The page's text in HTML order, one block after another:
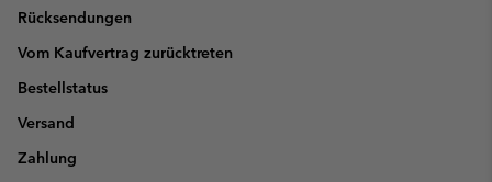
Rücksendungen
Vom Kaufvertrag zurücktreten
Bestellstatus
Versand
Zahlung